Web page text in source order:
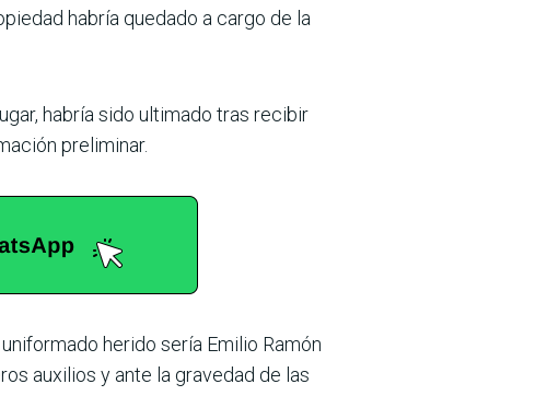
habría quedado a cargo de la
habría sido ultimado tras recibir
preliminar.
herido sería Emilio Ramón
auxilios y ante la gravedad de las